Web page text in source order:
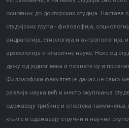
основних до докторских студија. Настава
студијских група - филозофија,
андрагогија, етнологија и антропологија,
археологија и класичне науке. Неке од
дужу од једног века и познате су и
Филозофски факултет је данас не само
развија наука већ и место окупљања
одржавају трибине и спортска
књиге и одржавају стручни и научни